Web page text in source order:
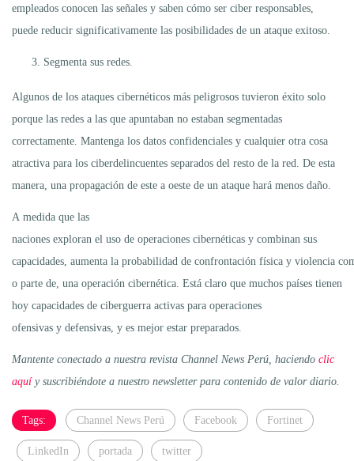
empleados conocen las señales y saben cómo ser ciber responsables,
puede reducir significativamente las posibilidades de un ataque exitoso.
Segmenta sus redes.
Algunos de los ataques cibernéticos más peligrosos tuvieron éxito solo
porque las redes a las que apuntaban no estaban segmentadas
correctamente. Mantenga los datos confidenciales y cualquier otra cosa
atractiva para los ciberdelincuentes separados del resto de la red. De esta
manera, una propagación de este a oeste de un ataque hará menos daño.
A medida que las
naciones exploran el uso de operaciones cibernéticas y combinan sus
capacidades, aumenta la probabilidad de confrontación física y violencia
o parte de, una operación cibernética. Está claro que muchos países tienen
hoy capacidades de ciberguerra activas para operaciones
ofensivas y defensivas, y es mejor estar preparados.
Mantente conectado a nuestra revista Channel News Perú, haciendo clic
aquíy suscribiéndote a nuestro newsletter para contenido de valor diario.
Tags: Channel News Perú Facebook Fortinet
LinkedIn portada twitter